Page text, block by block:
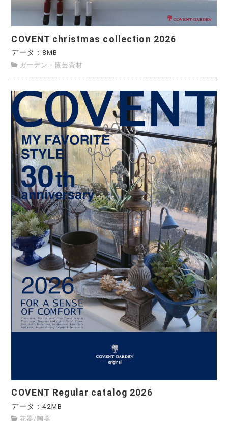
COVENT christmas collection 2026
データ：8MB
ガーデン・園芸資材
COVENT Regular catalog 2026
データ：42MB
花器/ 陶器